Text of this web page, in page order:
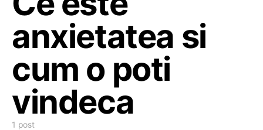
anxietatea si
cum o poti
vindeca
1 post